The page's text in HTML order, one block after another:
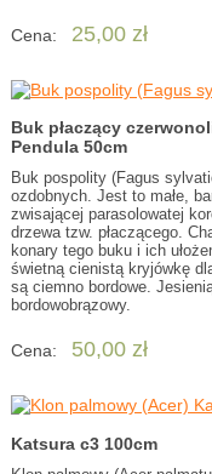
Cena: 25,00 zł
Buk płaczący
Pendula 50cm
Buk pospolity (Fagus
ozdobnych. Jest to małe,
zwisającej parasolowatej
drzewa tzw. płaczącego.
konary tego buku i ich
świetną cienistą kryjówkę
są ciemno bordowe.
bordowobrązowy.
Cena: 50,00 zł
Katsura c3 100cm